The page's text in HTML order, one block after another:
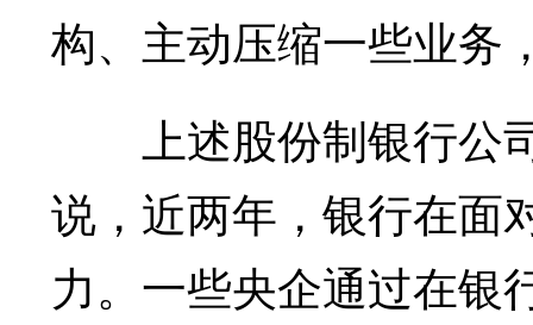
构、主动压缩一些业务
上述股份制银行公
说，近两年，银行在面
力。一些央企通过在银